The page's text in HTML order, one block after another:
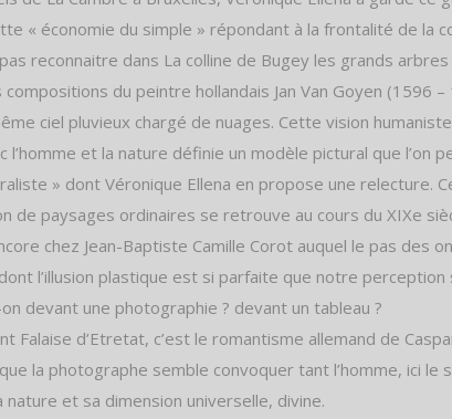
« économie du simple » répondant à la frontalité de la
reconnaitre dans La colline de Bugey les grands
du peintre hollandais Jan Van Goyen (1596
ciel pluvieux chargé de nuages. Cette vision
l’homme et la nature définie un modèle pictural que l’on
» dont Véronique Ellena en propose une relecture.
de paysages ordinaires se retrouve au cours du XIXe
chez Jean-Baptiste Camille Corot auquel le pas des
l’illusion plastique est si parfaite que notre perception
devant une photographie ? devant un tableau ?
Falaise d’Etretat, c’est le romantisme allemand de
la photographe semble convoquer tant l’homme, ici le
nature et sa dimension universelle, divine.